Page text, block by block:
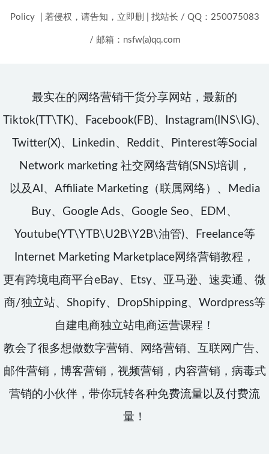
Policy 若侵权，请告知，立即删 找站长 / QQ：250075083
/ 邮箱：nsfw(a)qq.com
最实在的网络营销干货分享网站，最新的
Tiktok(TT\TK)、Facebook(FB)、Instagram(INS\IG)、
Twitter(X)、Linkedin、Reddit、Pinterest等Social
Network marketing 社交网络营销(SNS)培训，
以及AI、Affiliate Marketing（联属网络）、Media
Buy、Google Ads、Google Seo、EDM、
Youtube(YT\YTB\U2B\Y2B\油管)、Freelance等
Internet Marketing Marketplace网络营销教程，
更有跨境电商平台eBay、Etsy、亚马逊、速卖通、微
商/独立站、Shopify、DropShipping、Wordpress等
自建电商独立站电商运营课程！
教会了很多想做数字营销、网络营销、互联网广告、
邮件营销，博客营销，视频营销，内容营销，病毒式
营销的小伙伴，带你玩转各种免费流量以及付费流
量！